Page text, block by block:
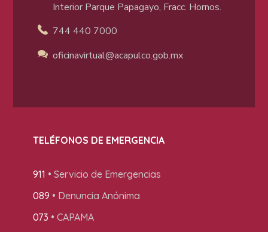
Interior Parque Papagayo, Fracc. Hornos.
744 440 7000
oficinavirtual@acapulco.gob.mx
TELÉFONOS DE EMERGENCIA
911 • Servicio de Emergencias
089 • Denuncia Anónima
073 • CAPAMA